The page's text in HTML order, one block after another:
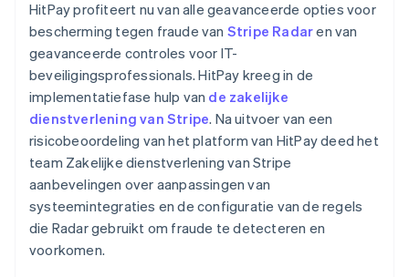
HitPay profiteert nu van alle geavanceerde opties voor
bescherming tegen fraude van Stripe Radaren van
geavanceerde controles voor IT-
beveiligingsprofessionals. HitPay kreeg in de
implementatiefase hulp van de zakelijke
dienstverlening van Stripe. Na uitvoer van een
risicobeoordeling van het platform van HitPay deed het
team Zakelijke dienstverlening van Stripe
aanbevelingen over aanpassingen van
systeemintegraties en de configuratie van de regels
die Radar gebruikt om fraude te detecteren en
voorkomen.